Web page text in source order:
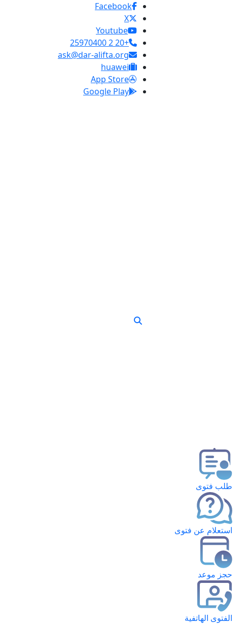
Facebook
X
Youtube
+20 2 25970400
ask@dar-alifta.org
huawei
App Store
Google Play
طلب فتوى
استعلام عن فتوى
حجز موعد
الفتوى الهاتفية